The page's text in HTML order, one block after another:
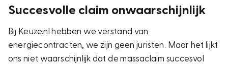
Succesvolle claim onwaarschijnlijk
Bij Keuze.nl hebben we verstand van
energiecontracten, we zijn geen juristen. Maar het lijkt
ons niet waarschijnlijk dat de massaclaim succesvol